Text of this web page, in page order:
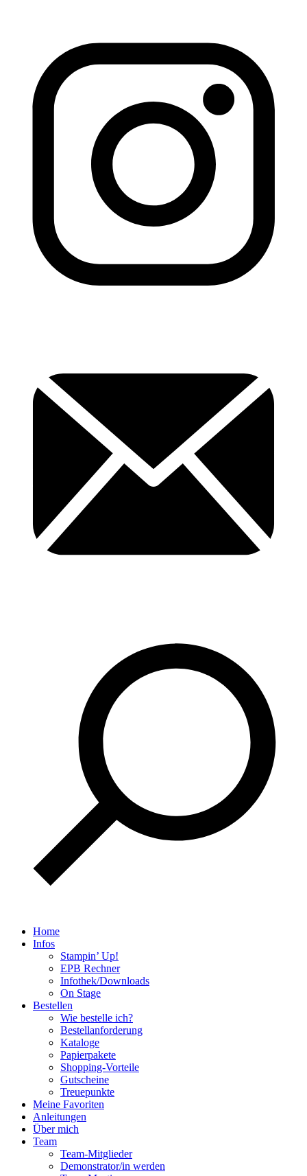
Home
Infos
Stampin’ Up!
EPB Rechner
Infothek/Downloads
On Stage
Bestellen
Wie bestelle ich?
Bestellanforderung
Kataloge
Papierpakete
Shopping-Vorteile
Gutscheine
Treuepunkte
Meine Favoriten
Anleitungen
Über mich
Team
Team-Mitglieder
Demonstrator/in werden